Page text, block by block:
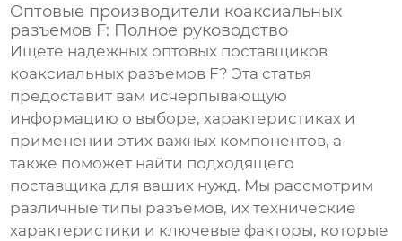
Оптовые производители коаксиальных
разъемов F: Полное руководство
Ищете надежных оптовых поставщиков
коаксиальных разъемов F? Эта статья
предоставит вам исчерпывающую
информацию о выборе, характеристиках и
применении этих важных компонентов, а
также поможет найти подходящего
поставщика для ваших нужд. Мы рассмотрим
различные типы разъемов, их технические
характеристики и ключевые факторы, которые